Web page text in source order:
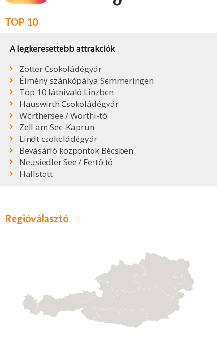
TOP 10
A legkeresettebb attrakciók
Zotter Csokoládégyár
Élmény szánkópálya Semmeringen
Top 10 látnivaló Linzben
Hauswirth Csokoládégyár
Wörthersee / Wörthi-tó
Zell am See-Kaprun
Lindt csokoládégyár
Bevásárló központok Bécsben
Neusiedler See / Fertő tó
Hallstatt
Régióválasztó